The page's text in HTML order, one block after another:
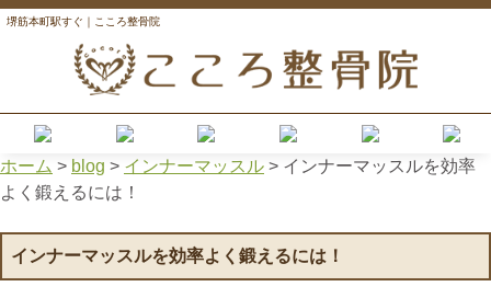
堺筋本町駅すぐ｜こころ整骨院
ホーム > blog > インナーマッスル > インナーマッスルを効率
よく鍛えるには！
インナーマッスルを効率よく鍛えるには！